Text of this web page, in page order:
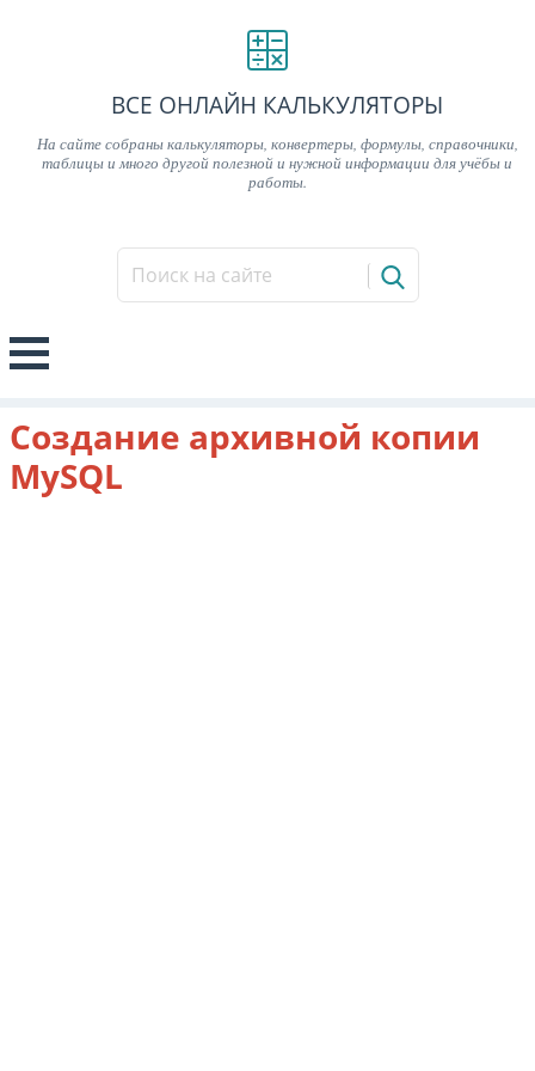
ВСЕ ОНЛАЙН КАЛЬКУЛЯТОРЫ
На сайте собраны калькуляторы, конвертеры, формулы, справочники,
таблицы и много другой полезной и нужной информации для учёбы и
работы.
Создание архивной копии
MySQL